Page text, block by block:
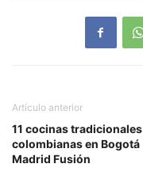
Artículo anterior
11 cocinas tradicionales
colombianas en Bogotá
Madrid Fusión